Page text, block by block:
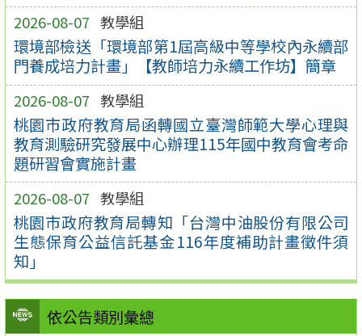
2026-08-07 教學組
環境部檢送「環境部第1屆高級中等學校內永續部
門養成培力計畫」【教師培力永續工作坊】簡章
2026-08-07 教學組
桃園市政府教育局函轉國立臺灣師範大學心理與
教育測驗研究發展中心辦理115年國中教育會考命
題研習會實施計畫
2026-08-07 教學組
桃園市政府教育局轉知「台灣中油股份有限公司
生態保育公益信託基金116年度補助計畫徵件須
知」
依公告類別彙總